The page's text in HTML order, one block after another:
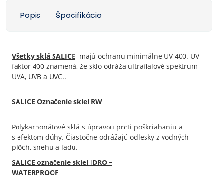
Popis Špecifikácie
Všetky sklá SALICE majú ochranu minimálne UV 400. UV
faktor 400 znamená, že sklo odráža ultrafialové spektrum
UVA, UVB a UVC..
SALICE Označenie skiel RW
Polykarbonátové sklá s úpravou proti poškriabaniu a
s efektom dúhy. Čiastočne odrážajú odlesky z vodných
plôch, snehu a ľadu.
SALICE označenie skiel IDRO –
WATERPROOF